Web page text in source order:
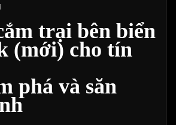
trại bên biển
(mới) cho tín
phá và săn